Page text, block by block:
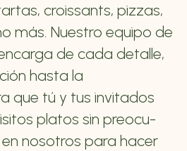
croissants, pizzas,
más. Nuestro equipo de
de cada detalle,
hasta la
que tú y tus invitados
platos sin preocu-
en nosotros para hacer